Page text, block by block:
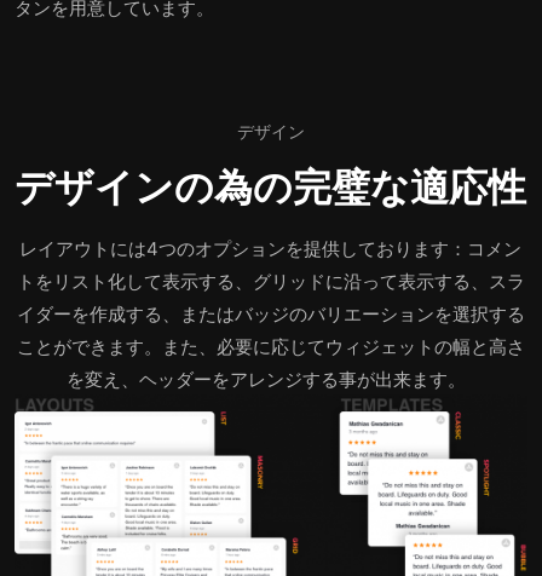
タンを用意しています。
デザイン
デザインの為の完璧な適応性
レイアウトには4つのオプションを提供しております：コメン
トをリスト化して表示する、グリッドに沿って表示する、スラ
イダーを作成する、またはバッジのバリエーションを選択する
ことができます。また、必要に応じてウィジェットの幅と高さ
を変え、ヘッダーをアレンジする事が出来ます。